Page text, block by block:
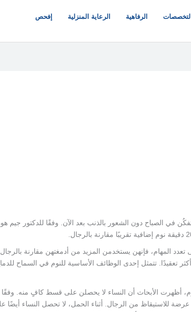
التخصصات الرفاهية الرعاية المنزلية إفحص
في الصباح دون الشعور بالذنب بعد الآن. وفقًا للدكتور جيم
المهام، فإنهن يستخدمن المزيد من أدمغتهن مقارنة
تعقيدًا. تتمثل إحدى الوظائف الأساسية للنوم في السماح
أظهرت الأبحاث أن النساء لا يحصلن على قسط كافٍ منه. وفقًا
عرضة للاستيقاظ من الرجال. أثناء الحمل، لا تحصل النساء